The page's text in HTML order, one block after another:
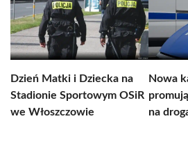
Dzień Matki i Dziecka na
Stadionie Sportowym OSiR
we Włoszczowie
Nowa
na